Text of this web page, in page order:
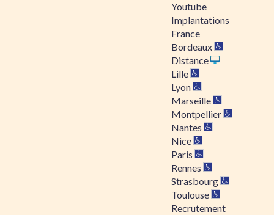
Youtube
Implantations
France
Bordeaux
Distance
Lille
Lyon
Marseille
Montpellier
Nantes
Nice
Paris
Rennes
Strasbourg
Toulouse
Recrutement